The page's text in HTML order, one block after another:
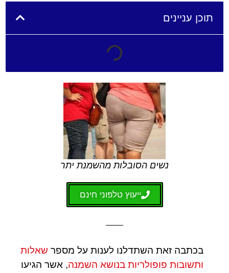
תוכן עניינים
נשים הסובלות מהשמנת יתר
ייעוץ טלפוני חינם
בכתבה זאת השתדלנו לענות על מספר שאלות
ותשובות פופולריות בנושא השמנה, אשר הגיעו